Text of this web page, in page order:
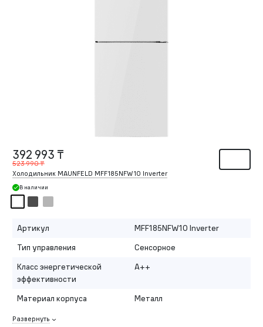
392 993 ₸
523 990 ₸
Холодильник MAUNFELD MFF185NFW10 Inverter
В наличии
Артикул
MFF185NFW10 Inverter
Тип управления
Сенсорное
Класс энергетической
эффективности
A++
Материал корпуса Металл
Развернуть